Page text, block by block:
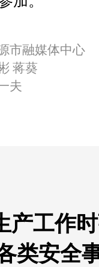
市融媒体中心
蒋葵
夫
产工作
类安全